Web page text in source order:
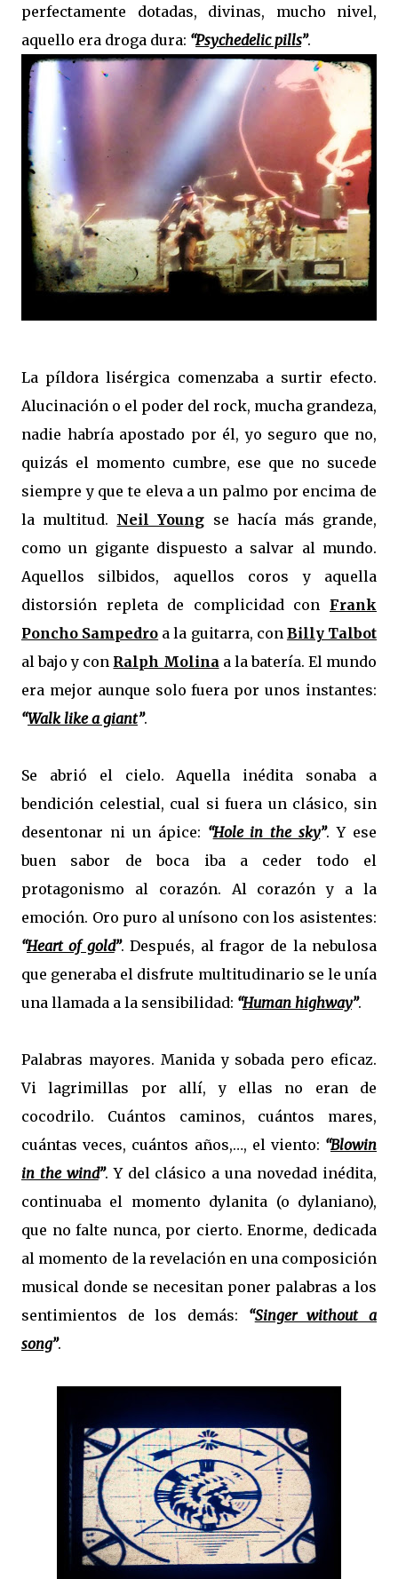
perfectamente dotadas, divinas, mucho nivel,
aquello era droga dura: “Psychedelic pills”.
La píldora lisérgica comenzaba a surtir efecto.
Alucinación o el poder del rock, mucha grandeza,
nadie habría apostado por él, yo seguro que no,
quizás el momento cumbre, ese que no sucede
siempre y que te eleva a un palmo por encima de
la multitud. Neil Young se hacía más grande,
como un gigante dispuesto a salvar al mundo.
Aquellos silbidos, aquellos coros y aquella
distorsión repleta de complicidad con Frank
Poncho Sampedro a la guitarra, con Billy Talbot
al bajo y con Ralph Molinaa la batería. El mundo
era mejor aunque solo fuera por unos instantes:
“Walk like a giant”.
Se abrió el cielo. Aquella inédita sonaba a
bendición celestial, cual si fuera un clásico, sin
desentonar ni un ápice: “Hole in the sky”. Y ese
buen sabor de boca iba a ceder todo el
protagonismo al corazón. Al corazón y a la
emoción. Oro puro al unísono con los asistentes:
“Heart of gold”. Después, al fragor de la nebulosa
que generaba el disfrute multitudinario se le unía
una llamada a la sensibilidad: “Human highway”.
Palabras mayores. Manida y sobada pero eficaz.
Vi lagrimillas por allí, y ellas no eran de
cocodrilo. Cuántos caminos, cuántos mares,
cuántas veces, cuántos años,…, el viento: “Blowin
in the wind”. Y del clásico a una novedad inédita,
continuaba el momento dylanita (o dylaniano),
que no falte nunca, por cierto. Enorme, dedicada
al momento de la revelación en una composición
musical donde se necesitan poner palabras a los
sentimientos de los demás: “Singer without a
song”.